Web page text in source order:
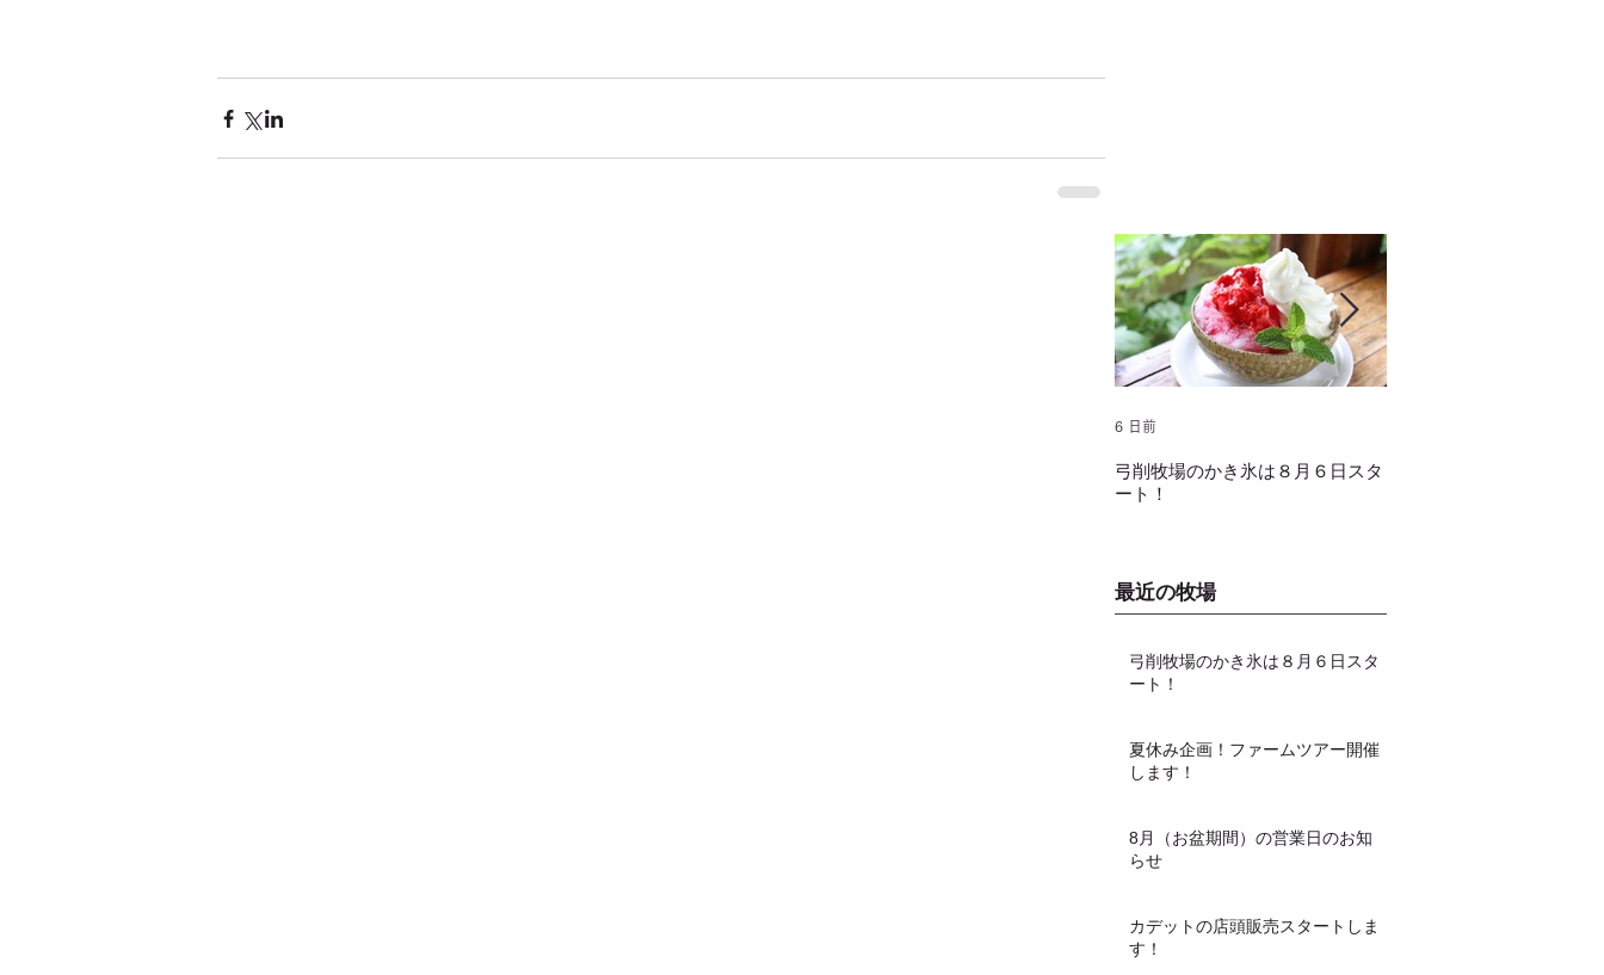
弓削牧場のかき氷は８月６日スタ
ート！
6 日前
最近の牧場
弓削牧場のかき氷は８月６日スタ
ート！
夏休み企画！ファームツアー開催
します！
8月（お盆期間）の営業日のお知
らせ
カデットの店頭販売スタートしま
す！